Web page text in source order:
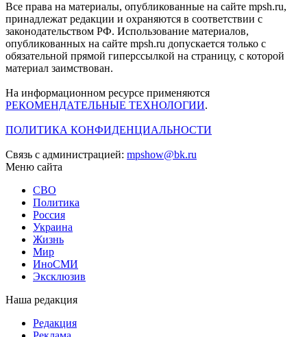
Все права на материалы, опубликованные на сайте mpsh.ru,
принадлежат редакции и охраняются в соответствии с
законодательством РФ. Использование материалов,
опубликованных на сайте mpsh.ru допускается только с
обязательной прямой гиперссылкой на страницу, с которой
материал заимствован.
На информационном ресурсе применяются
РЕКОМЕНДАТЕЛЬНЫЕ ТЕХНОЛОГИИ.
ПОЛИТИКА КОНФИДЕНЦИАЛЬНОСТИ
Связь с администрацией: mpshow@bk.ru
Меню сайта
СВО
Политика
Россия
Украина
Жизнь
Мир
ИноСМИ
Эксклюзив
Наша редакция
Редакция